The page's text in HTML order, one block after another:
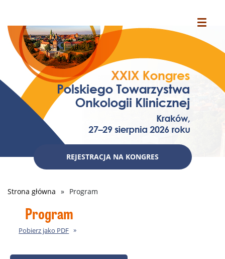
REJESTRACJA NA KONGRES
Ścieżka
nawigacyjna
Strona główna Program
Program
Pobierz jako PDF